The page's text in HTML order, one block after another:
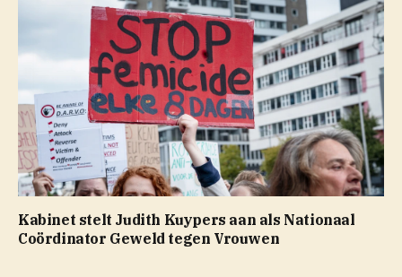
Kabinet stelt Judith Kuypers aan als Nationaal
Coördinator Geweld tegen Vrouwen